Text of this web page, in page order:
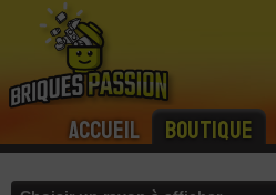
Accueil Boutique